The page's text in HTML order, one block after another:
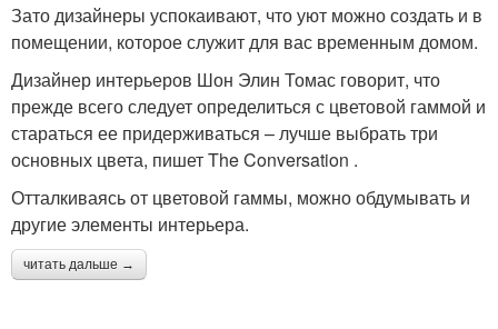
Зато дизайнеры успокаивают, что уют можно создать и в
помещении, которое служит для вас временным домом.
Дизайнер интерьеров Шон Элин Томас говорит, что
прежде всего следует определиться с цветовой гаммой и
стараться ее придерживаться – лучше выбрать три
основных цвета, пишет The Conversation .
Отталкиваясь от цветовой гаммы, можно обдумывать и
другие элементы интерьера.
читать дальше →